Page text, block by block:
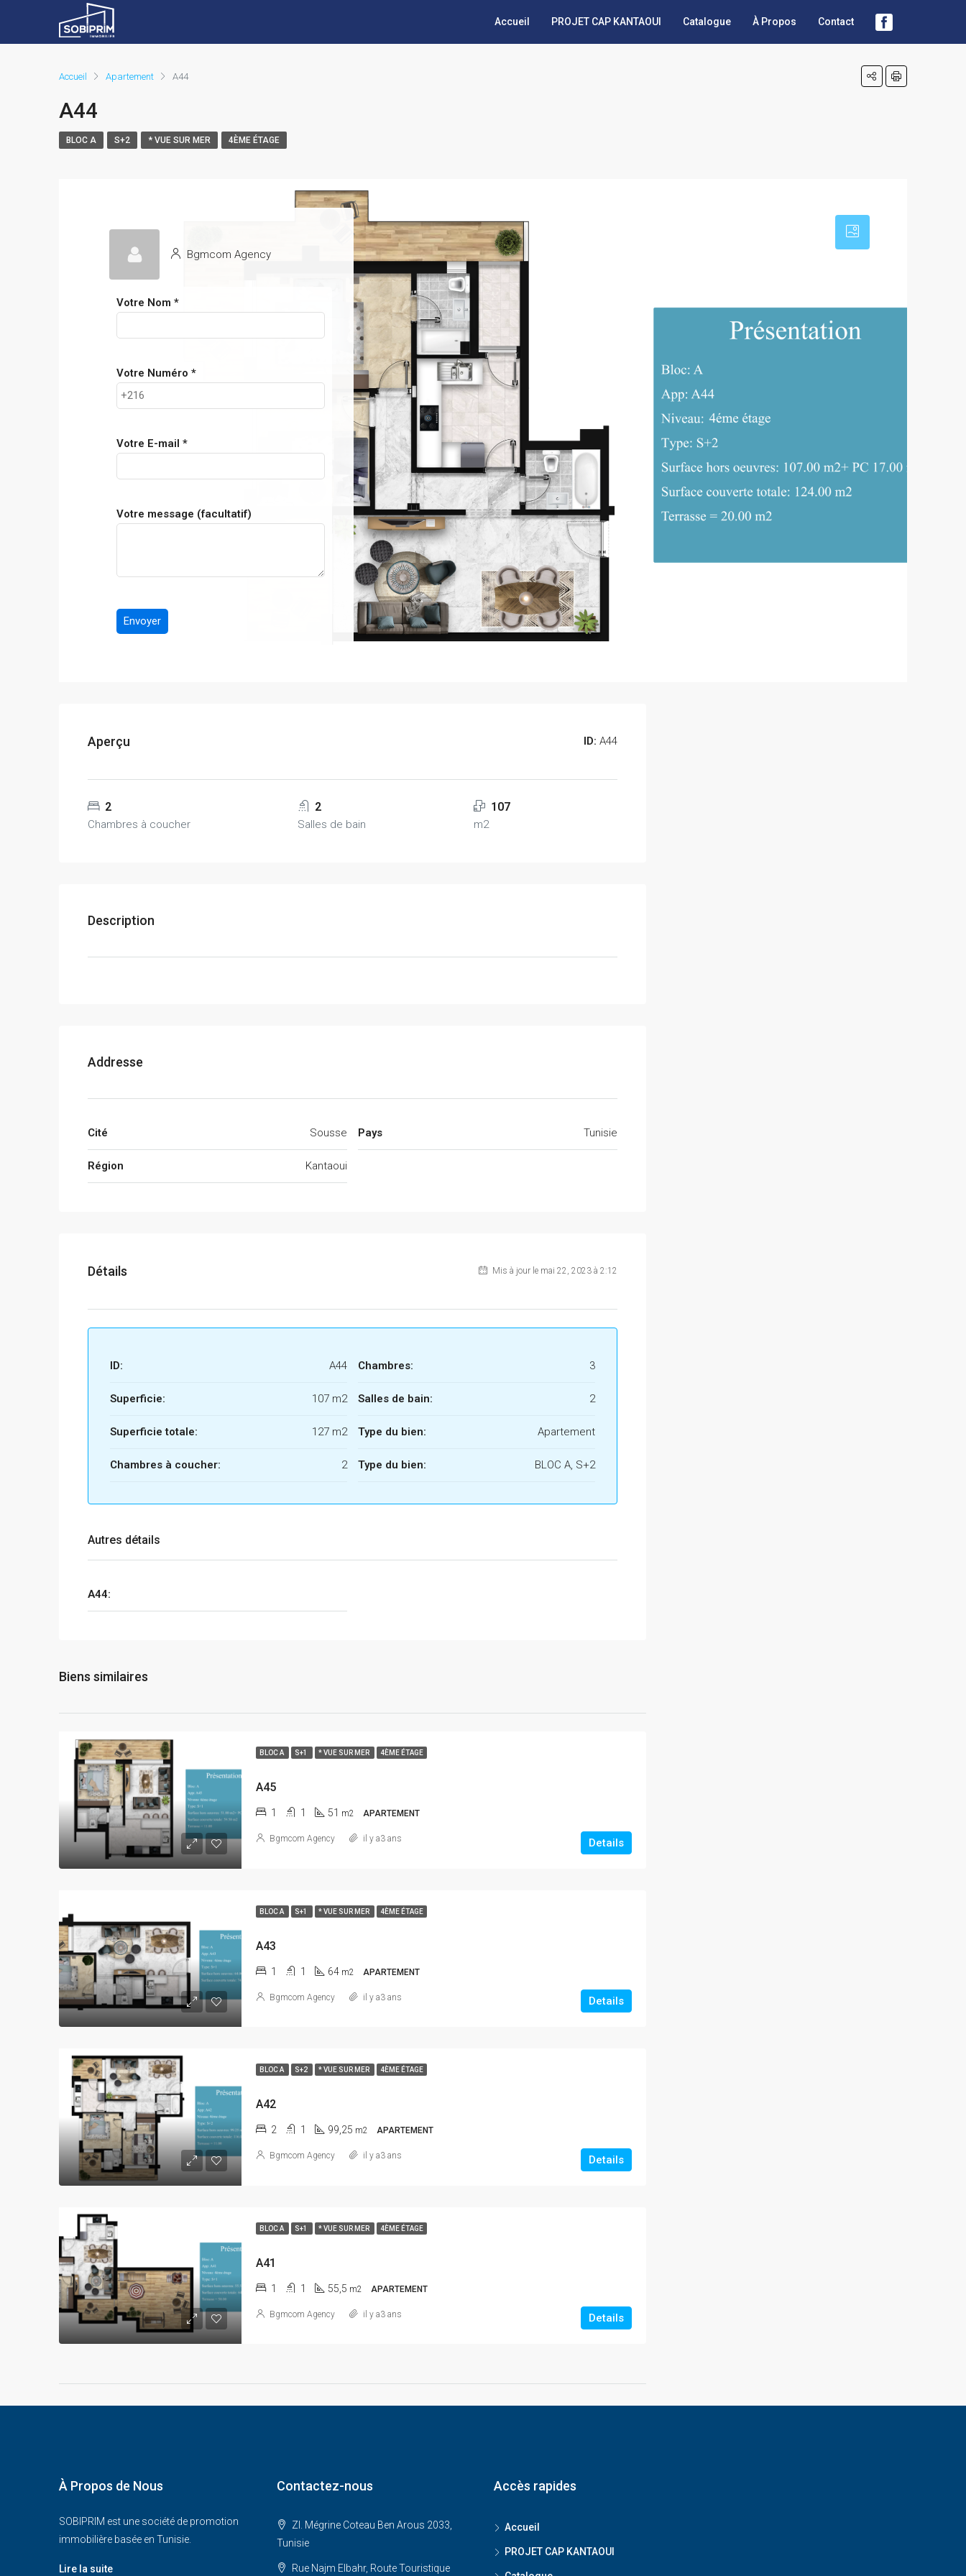
Accueil PROJET CAP KANTAOUI Catalogue À Propos Contact
Accueil Apartement A44
A44
BLOC A S+2 * VUE SUR MER 4ÈME ÉTAGE
Bgmcom Agency
Votre Nom *
Votre Numéro *
Votre E-mail *
Votre message (facultatif)
Aperçu ID: A44
2
Chambres à coucher
2
Salles de bain
107
m2
Description
Addresse
Cité Sousse
Région Kantaoui
Pays Tunisie
Détails Mis à jour le mai 22, 2023 à 2:12
ID: A44
Superficie: 107 m2
Superficie totale: 127 m2
Chambres à coucher: 2
Chambres: 3
Salles de bain: 2
Type du bien: Apartement
Type du bien: BLOC A, S+2
Autres détails
A44:
Biens similaires
BLOC A S+1 * VUE SUR MER 4ÈME ÉTAGE
A45
1 1 51 m2 APARTEMENT
Details
Bgmcom Agency il y a3 ans
BLOC A S+1 * VUE SUR MER 4ÈME ÉTAGE
A43
1 1 64 m2 APARTEMENT
Details
Bgmcom Agency il y a3 ans
BLOC A S+2 * VUE SUR MER 4ÈME ÉTAGE
A42
2 1 99,25 m2 APARTEMENT
Details
Bgmcom Agency il y a3 ans
BLOC A S+1 * VUE SUR MER 4ÈME ÉTAGE
A41
1 1 55,5 m2 APARTEMENT
Details
Bgmcom Agency il y a3 ans
À Propos de Nous
SOBIPRIM est une société de promotion
immobilière basée en Tunisie.
Lire la suite
Contactez-nous
ZI. Mégrine Coteau Ben Arous 2033,
Tunisie
Rue Najm Elbahr, Route Touristique
Accès rapides
Accueil
PROJET CAP KANTAOUI